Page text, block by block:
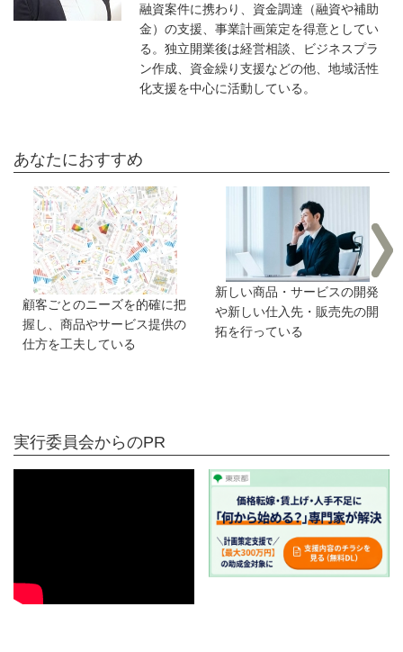
融資案件に携わり、資金調達（融資や補助
金）の支援、事業計画策定を得意としてい
る。独立開業後は経営相談、ビジネスプラ
ン作成、資金繰り支援などの他、地域活性
化支援を中心に活動している。
あなたにおすすめ
顧客ごとのニーズを的確に把
握し、商品やサービス提供の
仕方を工夫している
新しい商品・サービスの開発
や新しい仕入先・販売先の開
拓を行っている
実行委員会からのPR